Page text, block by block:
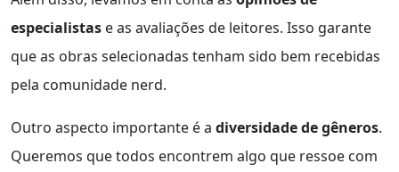
especialistas e as avaliações de leitores. Isso garante
que as obras selecionadas tenham sido bem recebidas
pela comunidade nerd.
Outro aspecto importante é a diversidade de gêneros.
Queremos que todos encontrem algo que ressoe com